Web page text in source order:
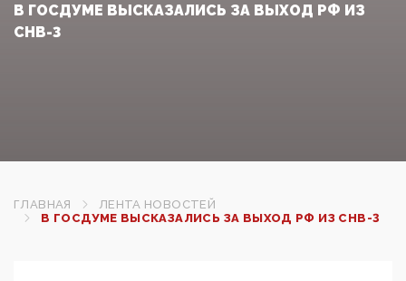
В ГОСДУМЕ ВЫСКАЗАЛИСЬ ЗА ВЫХОД РФ ИЗ
СНВ-3
ГЛАВНАЯ
ЛЕНТА НОВОСТЕЙ
В ГОСДУМЕ ВЫСКАЗАЛИСЬ ЗА ВЫХОД РФ ИЗ СНВ-3